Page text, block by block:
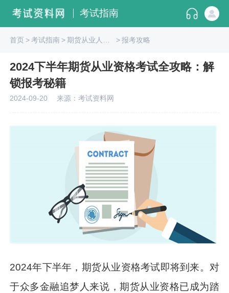
考试指南
首页>考试指南> > 报考攻略
2024下半年期货从业资格考试全攻略：解
锁报考秘籍
2024-09-20 来源：考试资料网
2024年下半年，期货从业资格考试即将到来。对
于众多金融追梦人来说，期货从业资格已成为踏